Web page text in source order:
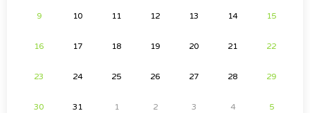
9 10 11 12 13 14 15
16 17 18 19 20 21 22
23 24 25 26 27 28 29
30 31 1 2 3 4 5